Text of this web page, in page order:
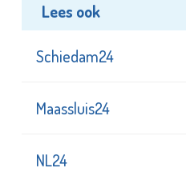
Lees ook
Schiedam24
Maassluis24
NL24